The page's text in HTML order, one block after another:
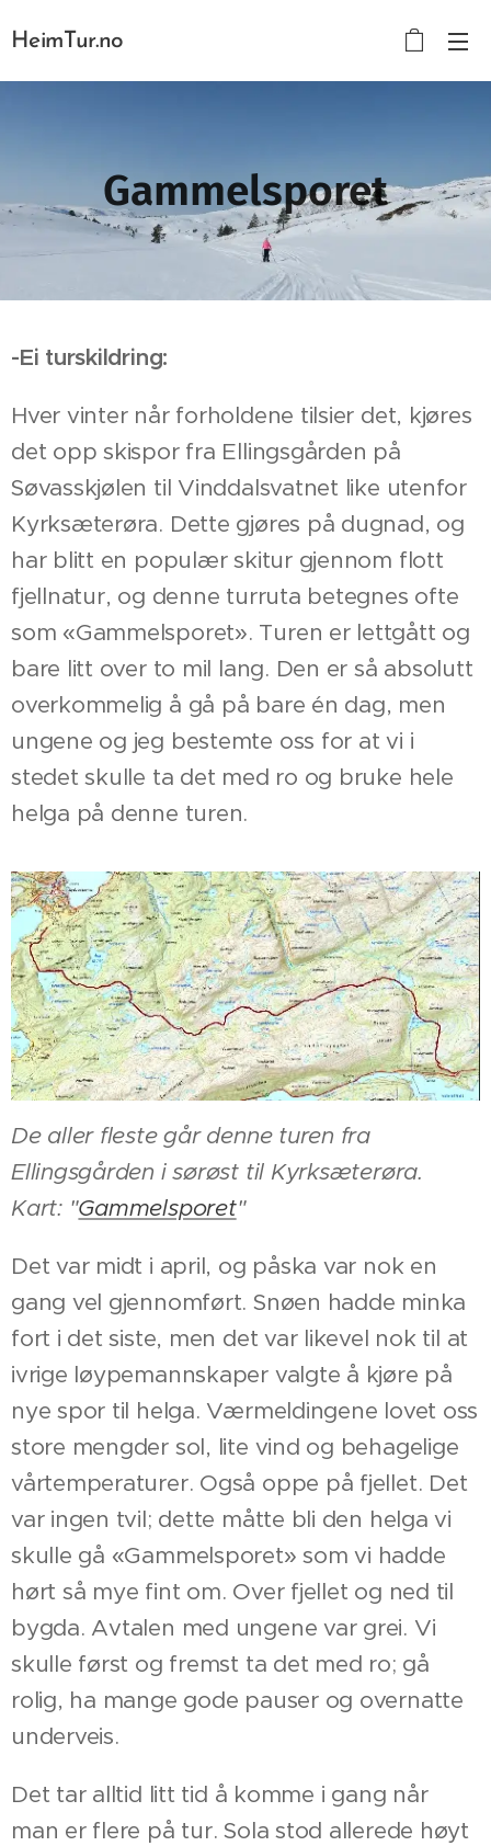
HeimTur.no
Gammelsporet
-Ei turskildring:
Hver vinter når forholdene tilsier det, kjøres
det opp skispor fra Ellingsgården på
Søvasskjølen til Vinddalsvatnet like utenfor
Kyrksæterøra. Dette gjøres på dugnad, og
har blitt en populær skitur gjennom flott
fjellnatur, og denne turruta betegnes ofte
som «Gammelsporet». Turen er lettgått og
bare litt over to mil lang. Den er så absolutt
overkommelig å gå på bare én dag, men
ungene og jeg bestemte oss for at vi i
stedet skulle ta det med ro og bruke hele
helga på denne turen.
De aller fleste går denne turen fra
Ellingsgården i sørøst til Kyrksæterøra.
Kart: "Gammelsporet"
Det var midt i april, og påska var nok en
gang vel gjennomført. Snøen hadde minka
fort i det siste, men det var likevel nok til at
ivrige løypemannskaper valgte å kjøre på
nye spor til helga. Værmeldingene lovet oss
store mengder sol, lite vind og behagelige
vårtemperaturer. Også oppe på fjellet. Det
var ingen tvil; dette måtte bli den helga vi
skulle gå «Gammelsporet» som vi hadde
hørt så mye fint om. Over fjellet og ned til
bygda. Avtalen med ungene var grei. Vi
skulle først og fremst ta det med ro; gå
rolig, ha mange gode pauser og overnatte
underveis.
Det tar alltid litt tid å komme i gang når
man er flere på tur. Sola stod allerede høyt